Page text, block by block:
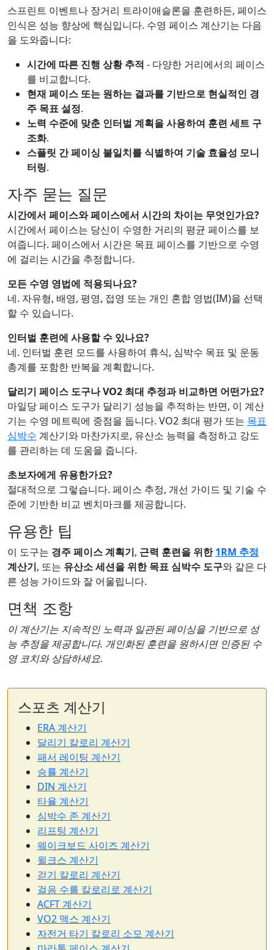
스프린트 이벤트나 장거리 트라이애슬론을 훈련하든, 페이스
인식은 성능 향상에 핵심입니다. 수영 페이스 계산기는 다음
을 도와줍니다:
시간에 따른 진행 상황 추적 - 다양한 거리에서의 페이스
를 비교합니다.
현재 페이스 또는 원하는 결과를 기반으로 현실적인 경
주 목표 설정.
노력 수준에 맞춘 인터벌 계획을 사용하여 훈련 세트 구
조화.
스플릿 간 페이싱 불일치를 식별하여 기술 효율성 모니
터링.
자주 묻는 질문
시간에서 페이스와 페이스에서 시간의 차이는 무엇인가요?
시간에서 페이스는 당신이 수영한 거리의 평균 페이스를 보
여줍니다. 페이스에서 시간은 목표 페이스를 기반으로 수영
에 걸리는 시간을 추정합니다.
모든 수영 영법에 적용되나요?
네. 자유형, 배영, 평영, 접영 또는 개인 혼합 영법(IM)을 선택
할 수 있습니다.
인터벌 훈련에 사용할 수 있나요?
네. 인터벌 훈련 모드를 사용하여 휴식, 심박수 목표 및 운동
총계를 포함한 반복을 계획합니다.
달리기 페이스 도구나 VO2 최대 추정과 비교하면 어떤가요?
마일당 페이스 도구가 달리기 성능을 추적하는 반면, 이 계산
기는 수영 메트릭에 중점을 둡니다. VO2 최대 평가 또는 목표
심박수 계산기와 마찬가지로, 유산소 능력을 측정하고 강도
를 관리하는 데 도움을 줍니다.
초보자에게 유용한가요?
절대적으로 그렇습니다. 페이스 추정, 개선 가이드 및 기술 수
준에 기반한 비교 벤치마크를 제공합니다.
유용한 팁
이 도구는 경주 페이스 계획기, 근력 훈련을 위한1RM 추정
계산기, 또는 유산소 세션을 위한 목표 심박수 도구와 같은 다
른 성능 가이드와 잘 어울립니다.
면책 조항
이 계산기는 지속적인 노력과 일관된 페이싱을 기반으로 성
능 추정을 제공합니다. 개인화된 훈련을 원하시면 인증된 수
영 코치와 상담하세요.
스포츠 계산기
ERA 계산기
달리기 칼로리 계산기
패서 레이팅 계산기
승률 계산기
DIN 계산기
타율 계산기
심박수 존 계산기
리프팅 계산기
웨이크보드 사이즈 계산기
윌크스 계산기
걷기 칼로리 계산기
걸음 수를 칼로리로 계산기
ACFT 계산기
VO2 맥스 계산기
자전거 타기 칼로리 소모 계산기